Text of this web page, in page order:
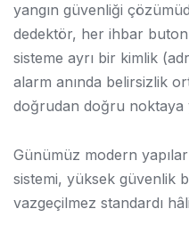
yangın güvenliği
dedektör, her ihbar
sisteme ayrı bir kimlik
alarm anında belirsizlik
doğrudan doğru noktaya
Günümüz modern
sistemi, yüksek güvenlik
vazgeçilmez standardı